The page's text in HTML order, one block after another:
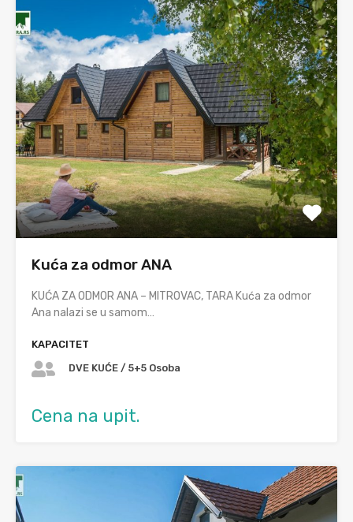
Kuća za odmor ANA
KUĆA ZA ODMOR ANA – MITROVAC, TARA Kuća za odmor
Ana nalazi se u samom…
KAPACITET
DVE KUĆE / 5+5 Osoba
Cena na upit.